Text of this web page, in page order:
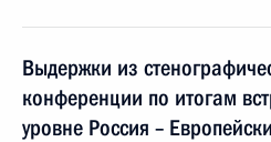
Выдержки из
конференции по итогам
уровне Россия –